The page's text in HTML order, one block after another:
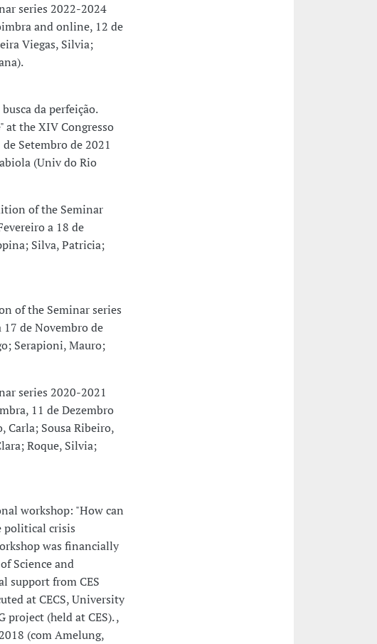
series 2022-2024
and online, 12 de
Viegas, Silvia;
da perfeição.
at the XIV Congresso
Setembro de 2021
(Univ do Rio
of the Seminar
a 18 de
Silva, Patricia;
of the Seminar series
17 de Novembro de
Serapioni, Mauro;
series 2020-2021
11 de Dezembro
Carla; Sousa Ribeiro,
Roque, Silvia;
workshop: "How can
political crisis
was financially
Science and
support from CES
at CECS, University
project (held at CES). ,
(com Amelung,